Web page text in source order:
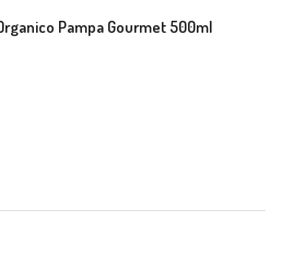
Pampa Gourmet 500ml